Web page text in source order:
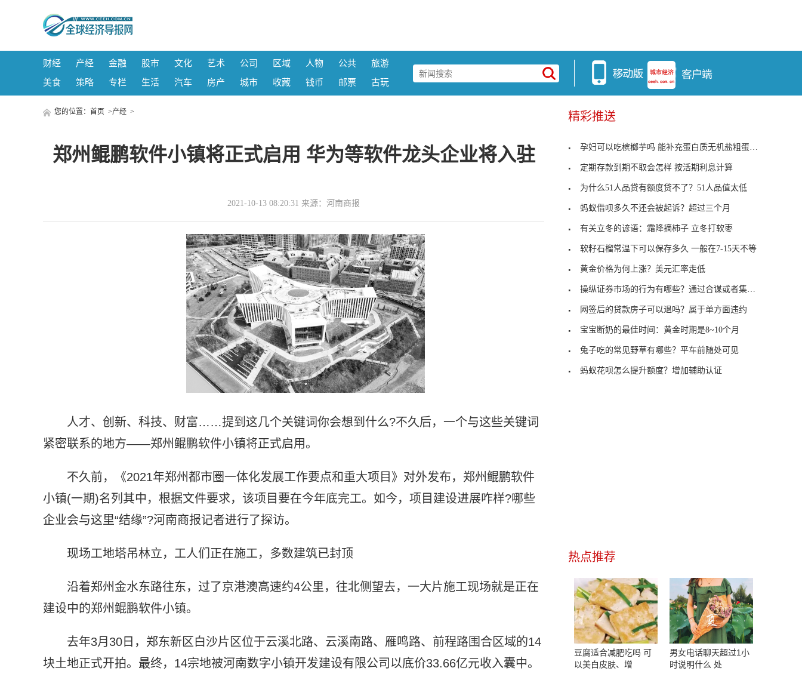
财经 产经 金融 股市 文化 艺术 公司 区域 人物 公共
旅游
美食
策略 专栏 生活 汽车 房产 城市 收藏 钱币 邮票 古玩
您的位置： 首页 >产经 >
郑州鲲鹏软件小镇将正式启用 华为等软件龙头企业将入驻
2021-10-13 08:20:31 来源：河南商报
人才、创新、科技、财富……提到这几个关键词你会想到什么?不久后，一个与这些关键词
紧密联系的地方——郑州鲲鹏软件小镇将正式启用。
不久前，《2021年郑州都市圈一体化发展工作要点和重大项目》对外发布，郑州鲲鹏软件
小镇(一期)名列其中，根据文件要求，该项目要在今年底完工。如今，项目建设进展咋样?哪些
企业会与这里“结缘”?河南商报记者进行了探访。
现场工地塔吊林立，工人们正在施工，多数建筑已封顶
沿着郑州金水东路往东，过了京港澳高速约4公里，往北侧望去，一大片施工现场就是正在
建设中的郑州鲲鹏软件小镇。
去年3月30日，郑东新区白沙片区位于云溪北路、云溪南路、雁鸣路、前程路围合区域的14
块土地正式开拍。最终，14宗地被河南数字小镇开发建设有限公司以底价33.66亿元收入囊中。
精彩推送
孕妇可以吃槟榔芋吗 能补充蛋白质无机盐粗蛋白等
定期存款到期不取会怎样 按活期利息计算
为什么51人品贷有额度贷不了？51人品值太低
蚂蚁借呗多久不还会被起诉？超过三个月
有关立冬的谚语：霜降摘柿子 立冬打软枣
软籽石榴常温下可以保存多久 一般在7-15天不等
黄金价格为何上涨？美元汇率走低
操纵证券市场的行为有哪些？通过合谋或者集中资金
网签后的贷款房子可以退吗？属于单方面违约
宝宝断奶的最佳时间：黄金时期是8~10个月
兔子吃的常见野草有哪些？平车前随处可见
蚂蚁花呗怎么提升额度？增加辅助认证
热点推荐
豆腐适合减肥吃吗 可
以美白皮肤、增
男女电话聊天超过1小
时说明什么 处